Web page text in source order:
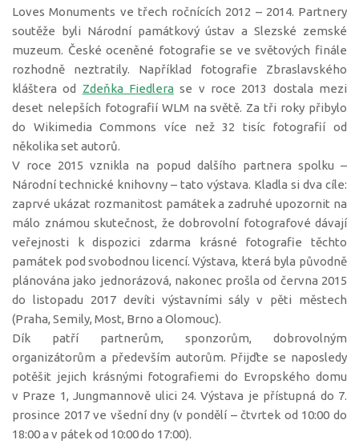
Loves Monuments ve třech ročnících 2012 – 2014. Partnery
soutěže byli Národní památkový ústav a Slezské zemské
muzeum. České oceněné fotografie se ve světových finále
rozhodně neztratily. Například fotografie Zbraslavského
kláštera od Zdeňka Fiedlera se v roce 2013 dostala mezi
deset nelepších fotografií WLM na světě. Za tři roky přibylo
do Wikimedia Commons více než 32 tisíc fotografií od
několika set autorů.
V roce 2015 vznikla na popud dalšího partnera spolku –
Národní technické knihovny – tato výstava. Kladla si dva cíle:
zaprvé ukázat rozmanitost památek a zadruhé upozornit na
málo známou skutečnost, že dobrovolní fotografové dávají
veřejnosti k dispozici zdarma krásné fotografie těchto
památek pod svobodnou licencí. Výstava, která byla původně
plánována jako jednorázová, nakonec prošla od června 2015
do listopadu 2017 devíti výstavními sály v pěti městech
(Praha, Semily, Most, Brno a Olomouc).
Dík patří partnerům, sponzorům, dobrovolným
organizátorům a především autorům. Přijďte se naposledy
potěšit jejich krásnými fotografiemi do Evropského domu
v Praze 1, Jungmannově ulici 24. Výstava je přístupná do 7.
prosince 2017 ve všední dny (v pondělí – čtvrtek od 10:00 do
18:00 a v pátek od 10:00 do 17:00).